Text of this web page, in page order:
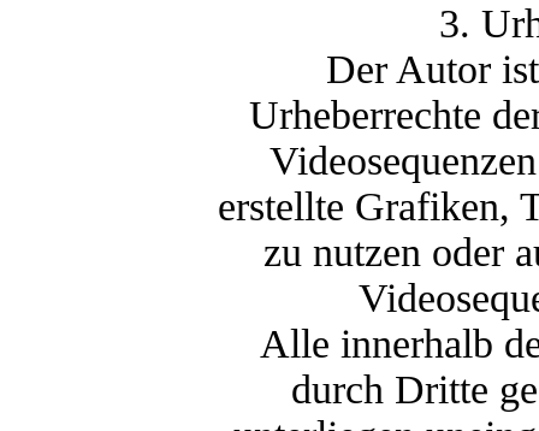
3.
Der Autor
Urheberrechte
erstellte Grafiken,
zu nutzen oder
Alle innerhalb
durch Dritte